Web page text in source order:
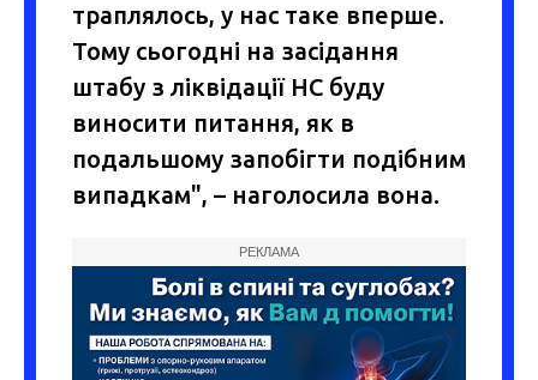
траплялось, у нас таке вперше.
Тому сьогодні на засідання
штабу з ліквідації НС буду
виносити питання, як в
подальшому запобігти подібним
випадкам", – наголосила вона.
РЕКЛАМА